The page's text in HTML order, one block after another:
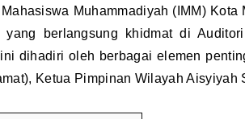
berlangsung khidmat di
dihadiri oleh berbagai elemen
Ketua Pimpinan Wilayah Aisyiyah